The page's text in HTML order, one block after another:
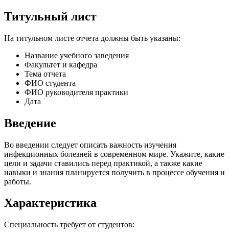
Титульный лист
На титульном листе отчета должны быть указаны:
Название учебного заведения
Факультет и кафедра
Тема отчета
ФИО студента
ФИО руководителя практики
Дата
Введение
Во введении следует описать важность изучения
инфекционных болезней в современном мире. Укажите, какие
цели и задачи ставились перед практикой, а также какие
навыки и знания планируется получить в процессе обучения и
работы.
Характеристика
Специальность требует от студентов: